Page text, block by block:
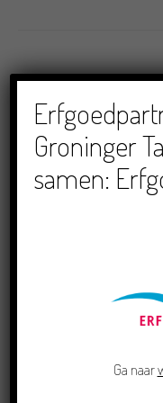
LEES VERDER
Groninger
samen:
Ga naar